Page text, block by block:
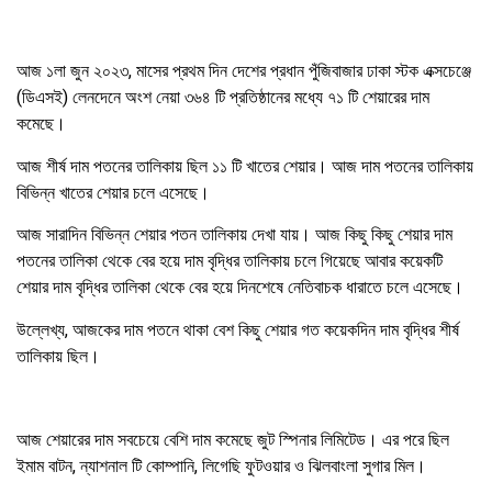
আজ ১লা জুন ২০২৩, মাসের প্রথম দিন দেশের প্রধান পুঁজিবাজার ঢাকা স্টক এক্সচেঞ্জে
(ডিএসই) লেনদেনে অংশ নেয়া ৩৬৪ টি প্রতিষ্ঠানের মধ্যে ৭১ টি শেয়ারের দাম
কমেছে।
আজ শীর্ষ দাম পতনের তালিকায় ছিল ১১ টি খাতের শেয়ার। আজ দাম পতনের তালিকায়
বিভিন্ন খাতের শেয়ার চলে এসেছে।
আজ সারাদিন বিভিন্ন শেয়ার পতন তালিকায় দেখা যায়। আজ কিছু কিছু শেয়ার দাম
পতনের তালিকা থেকে বের হয়ে দাম বৃদ্ধির তালিকায় চলে গিয়েছে আবার কয়েকটি
শেয়ার দাম বৃদ্ধির তালিকা থেকে বের হয়ে দিনশেষে নেতিবাচক ধারাতে চলে এসেছে।
উল্লেখ্য, আজকের দাম পতনে থাকা বেশ কিছু শেয়ার গত কয়েকদিন দাম বৃদ্ধির শীর্ষ
তালিকায় ছিল।
আজ শেয়ারের দাম সবচেয়ে বেশি দাম কমেছে জুট স্পিনার লিমিটেড। এর পরে ছিল
ইমাম বাটন, ন্যাশনাল টি কোম্পানি, লিগেছি ফুটওয়ার ও ঝিলবাংলা সুগার মিল।